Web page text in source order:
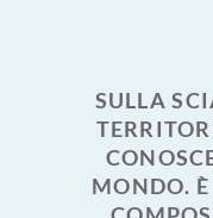
SULLA
MONDO.